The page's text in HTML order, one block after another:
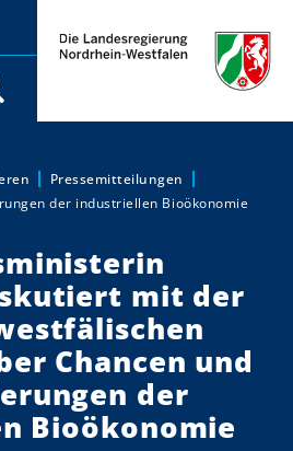
Pressemitteilungen
der industriellen Bioökonomie
mit der
Chancen und
der
Bioökonomie